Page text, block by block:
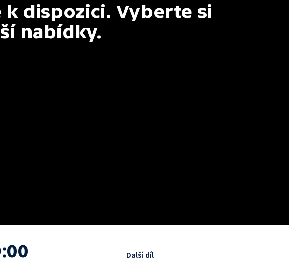
dispozici. Vyberte si
nabídky.
Další díl